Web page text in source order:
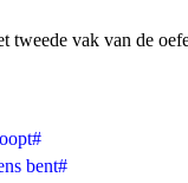
tweede vak van de
bent#